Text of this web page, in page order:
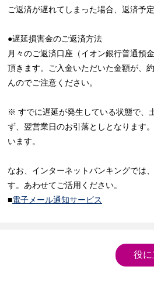
ご返済が遅れてしまった場合、返済予
●遅延損害金のご返済方法
月々のご返済口座（イオン銀行普通預
頂きます。ご入金いただいた金額が、
んのでご注意ください。
※ すでに遅延が発生している状態で、
ず、翌営業日のお引落としとなります
います。
なお、インターネットバンキングでは
す。あわせてご活用ください。
■電子メール通知サービス
役に